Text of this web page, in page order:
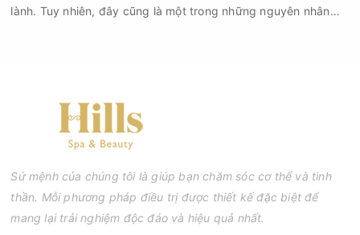
lành. Tuy nhiên, đây cũng là một trong những nguyên nhân
Sứ mệnh của chúng tôi là giúp bạn chăm sóc cơ thể và tinh
thần. Mỗi phương pháp điều trị được thiết kế đặc biệt để
mang lại trải nghiệm độc đáo và hiệu quả nhất.